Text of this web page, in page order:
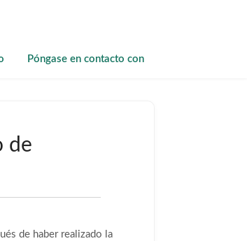
Póngase en contacto con
de
de haber realizado la